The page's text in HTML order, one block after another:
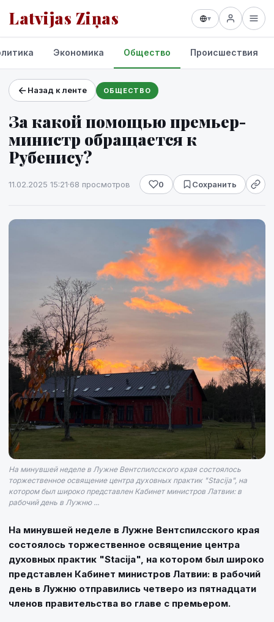
Latvijas Ziņas ▾
Проекты и сервисы
Прогноз погоды
Экономика Общество Происшествия
Назад к ленте ОБЩЕСТВО
За какой помощью премьер-
министр обращается к
Рубенису?
11.02.2025 15:21·68 просмотров 0 Сохранить
На минувшей неделе в Лужне Вентспилсского края состоялось
торжественное освящение центра духовных практик "Stacija", на
котором был широко представлен Кабинет министров Латвии: в
рабочий день в Лужню ...
На минувшей неделе в Лужне Вентспилсского края
состоялось торжественное освящение центра
духовных практик "Stacija", на котором был широко
представлен Кабинет министров Латвии: в рабочий
день в Лужню отправились четверо из пятнадцати
членов правительства во главе с премьером.